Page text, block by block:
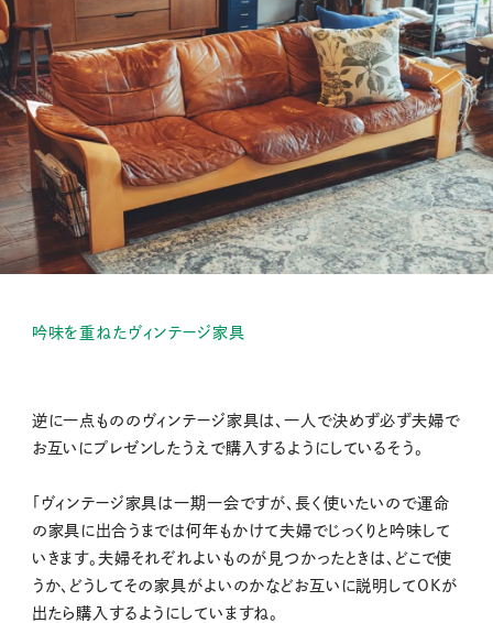
吟味を重ねたヴィンテージ家具
逆に一点もののヴィンテージ家具は、一人で決めず必ず夫婦で
お互いにプレゼンしたうえで購入するようにしているそう。
「ヴィンテージ家具は一期一会ですが、長く使いたいので運命
の家具に出合うまでは何年もかけて夫婦でじっくりと吟味して
いきます。夫婦それぞれよいものが見つかったときは、どこで使
うか、どうしてその家具がよいのかなどお互いに説明してOKが
出たら購入するようにしていますね。